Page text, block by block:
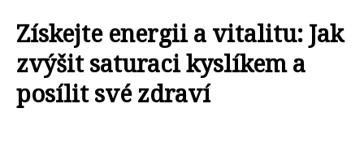
Získejte energii a vitalitu: Jak
zvýšit saturaci kyslíkem a
posílit své zdraví